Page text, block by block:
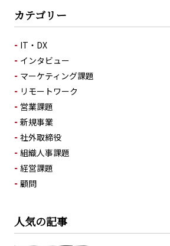
カテゴリー
IT・DX
インタビュー
マーケティング課題
リモートワーク
営業課題
新規事業
社外取締役
組織人事課題
経営課題
顧問
人気の記事